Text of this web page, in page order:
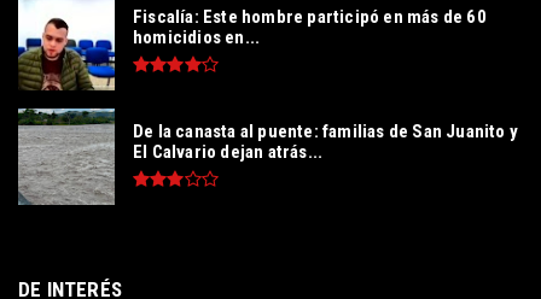
Fiscalía: Este hombre participó en más de 60
homicidios en...
De la canasta al puente: familias de San Juanito y
El Calvario dejan atrás...
DE INTERÉS